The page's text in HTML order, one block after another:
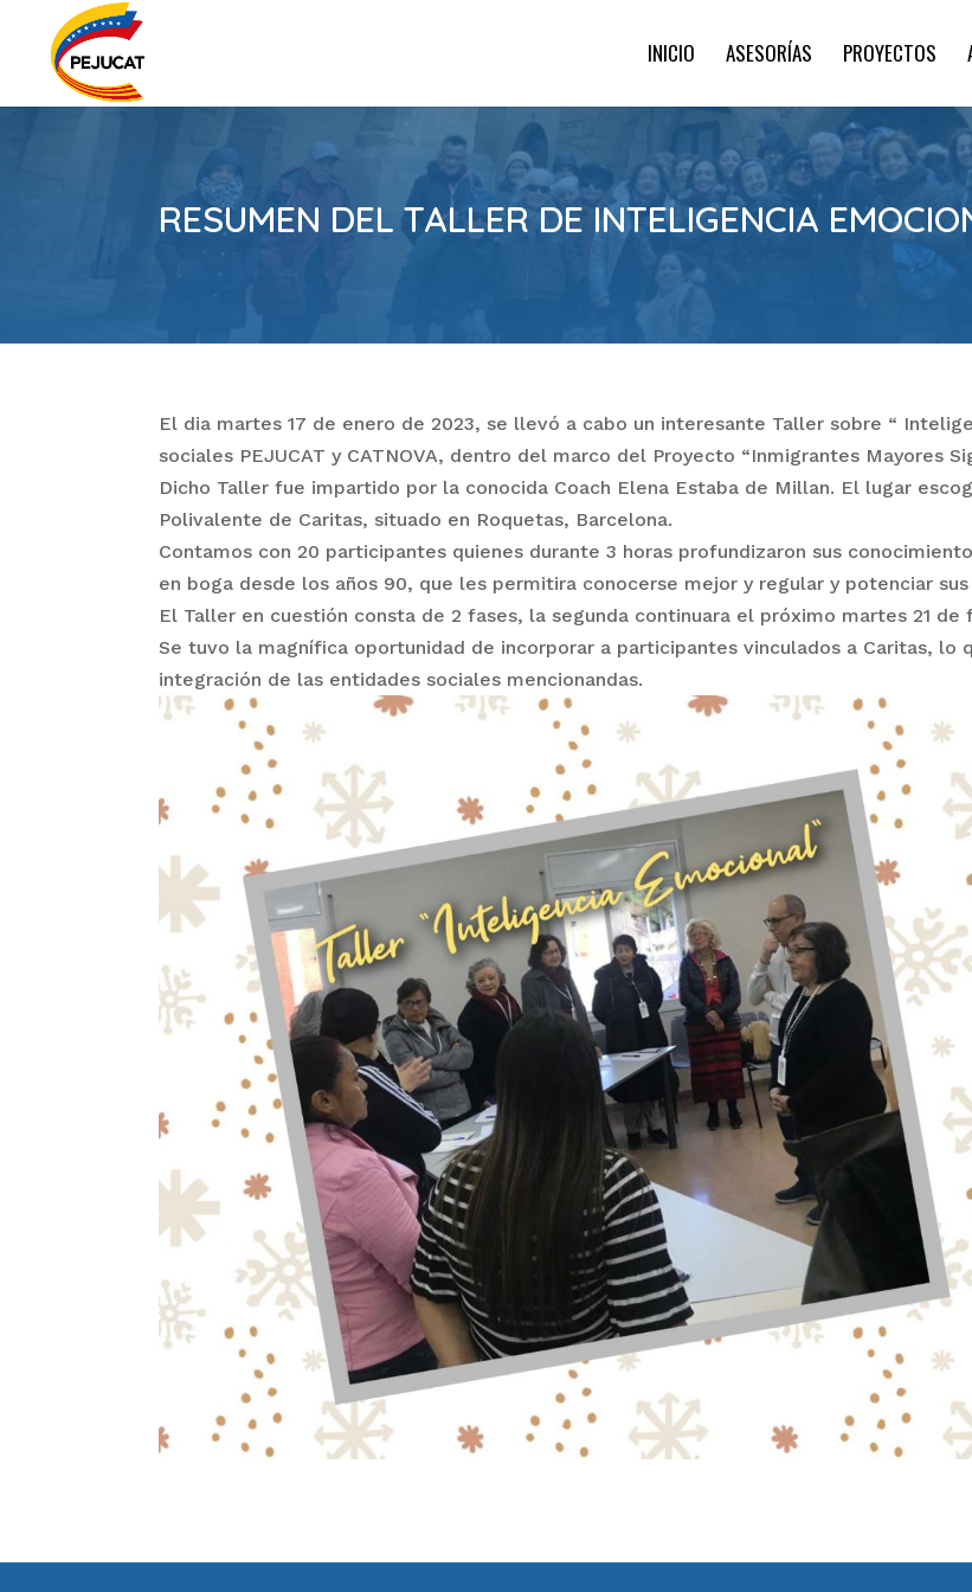
INICIO ASESORÍAS PROYECTOS
RESUMEN DEL TALLER DE INTELIGENCIA
El dia martes 17 de enero de 2023, se llevó a cabo un interesante Taller sobre “
sociales PEJUCAT y CATNOVA, dentro del marco del Proyecto “Inmigrantes Mayores
Dicho Taller fue impartido por la conocida Coach Elena Estaba de Millan. El lugar
Polivalente de Caritas, situado en Roquetas, Barcelona.
Contamos con 20 participantes quienes durante 3 horas profundizaron sus
en boga desde los años 90, que les permitira conocerse mejor y regular y potenciar
El Taller en cuestión consta de 2 fases, la segunda continuara el próximo martes 21
Se tuvo la magnífica oportunidad de incorporar a participantes vinculados a Caritas,
integración de las entidades sociales mencionandas.